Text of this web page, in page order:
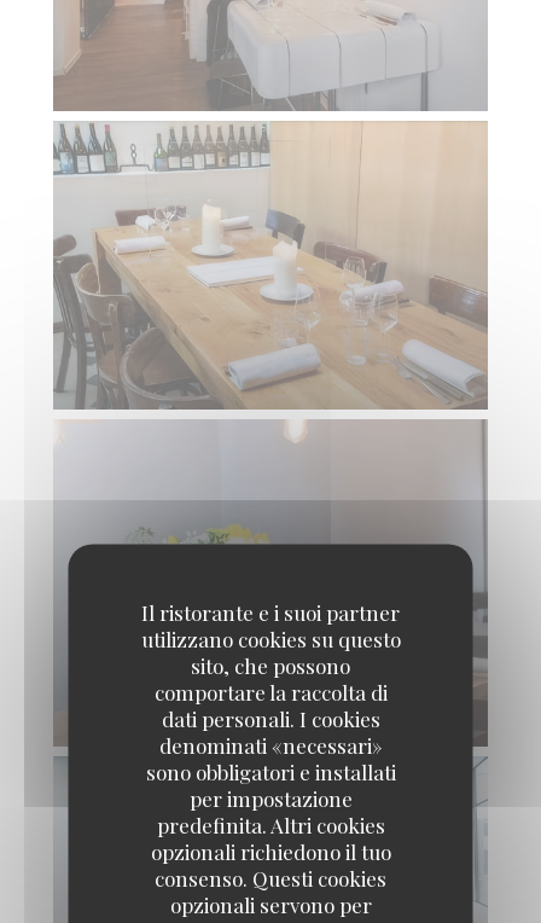
Il ristorante e i suoi partner
utilizzano cookies su questo
sito, che possono
comportare la raccolta di
dati personali. I cookies
denominati «necessari»
sono obbligatori e installati
per impostazione
predefinita. Altri cookies
opzionali richiedono il tuo
consenso. Questi cookies
opzionali servono per